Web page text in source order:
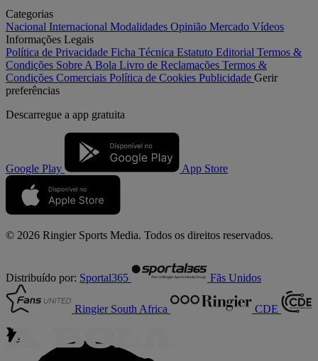
Categorias
Nacional Internacional Modalidades Opinião Mercado Vídeos
Informações Legais
Política de Privacidade Ficha Técnica Estatuto Editorial Termos &
Condições Sobre A Bola Livro de Reclamações Termos &
Condições Comerciais Política de Cookies Publicidade Gerir
preferências
Descarregue a app gratuita
Google Play App Store
© 2026 Ringier Sports Media. Todos os direitos reservados.
Distribuído por: Sportal365 Fãs Unidos
Ringier South Africa CDE